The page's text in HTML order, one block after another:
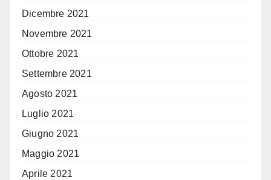
Dicembre 2021
Novembre 2021
Ottobre 2021
Settembre 2021
Agosto 2021
Luglio 2021
Giugno 2021
Maggio 2021
Aprile 2021